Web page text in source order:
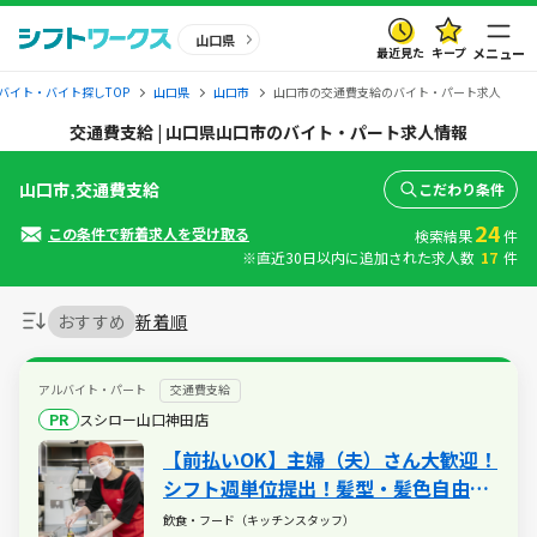
山口県
最近見た キープ メニュー
イト・バイト探しTOP 山口県 山口市 山口市の交通費支給のバイト・パート求人
交通費支給 | 山口県山口市のバイト・パート求人情報
おすすめ 新着順
アルバイト・パート 交通費支給
PR スシロー山口神田店
【前払いOK】主婦（夫）さん大歓迎！
シフト週単位提出！髪型・髪色自由♪
給与前払い制度や映画・レジャー・旅
飲食・フード（キッチンスタッフ）
山口市,交通費支給 こだわり条件
この条件で新着求人を受け取る 検索結果24件
※直近30日以内に追加された求人数 17 件